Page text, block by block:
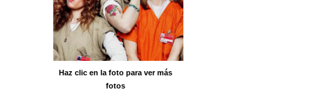
Haz clic en la foto para ver más
fotos